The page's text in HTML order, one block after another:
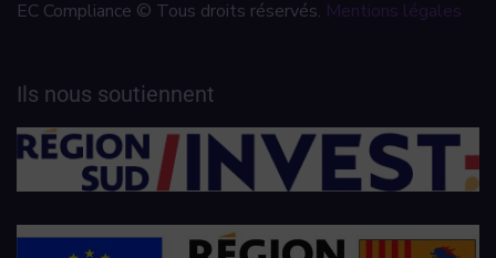
EC Compliance © Tous droits réservés. Mentions légales
Ils nous soutiennent